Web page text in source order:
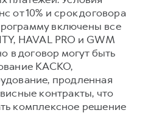
от 10% и срок договора
включены все
HAVAL PRO и GWM
в договор могут быть
КАСКО,
продленная
контракты, что
комплексное решение